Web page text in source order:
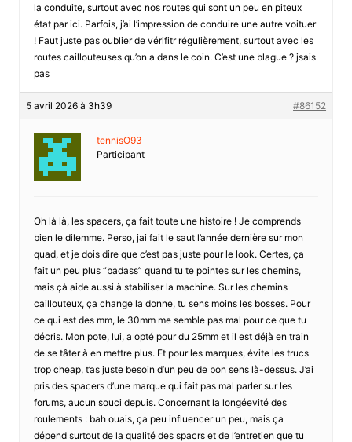
la conduite, surtout avec nos routes qui sont un peu en piteux
état par ici. Parfois, j’ai l’impression de conduire une autre voituer
! Faut juste pas oublier de vérifitr régulièrement, surtout avec les
routes caillouteuses qu’on a dans le coin. C’est une blague ? jsais
pas
5 avril 2026 à 3h39 #86152
tennisO93
Participant
Oh là là, les spacers, ça fait toute une histoire ! Je comprends
bien le dilemme. Perso, jai fait le saut l’année dernière sur mon
quad, et je dois dire que c’est pas juste pour le look. Certes, ça
fait un peu plus “badass” quand tu te pointes sur les chemins,
mais çà aide aussi à stabiliser la machine. Sur les chemins
caillouteux, ça change la donne, tu sens moins les bosses. Pour
ce qui est des mm, le 30mm me semble pas mal pour ce que tu
décris. Mon pote, lui, a opté pour du 25mm et il est déjà en train
de se tâter à en mettre plus. Et pour les marques, évite les trucs
trop cheap, t’as juste besoin d’un peu de bon sens là-dessus. J’ai
pris des spacers d’une marque qui fait pas mal parler sur les
forums, aucun souci depuis. Concernant la longéevité des
roulements : bah ouais, ça peu influencer un peu, mais ça
dépend surtout de la qualité des spacrs et de l’entretien que tu